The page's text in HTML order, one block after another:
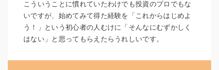
こういうことに慣れていたわけでも投資のプロでもな
いですが、始めてみて得た経験を「これからはじめよ
う！」という初心者の人むけに「そんなにむずかしく
はない」と思ってもらえたらうれしいです。